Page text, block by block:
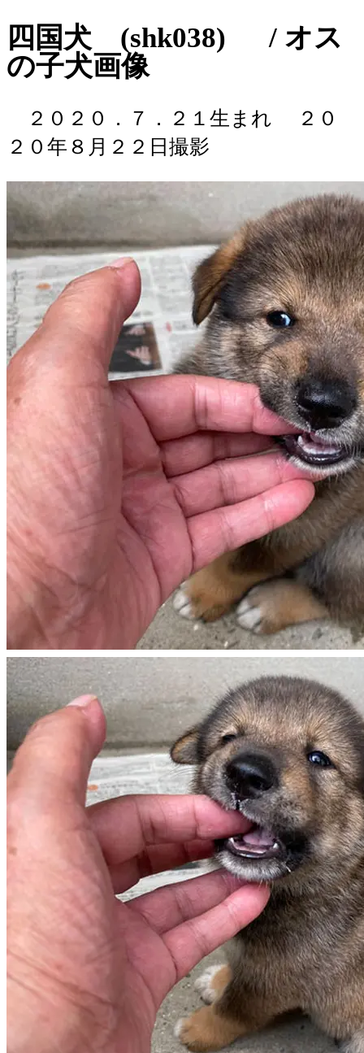
四国犬 (shk038) / オス
の子犬画像
２０２０．７．２１生まれ
２０
２０年８月２２日撮影